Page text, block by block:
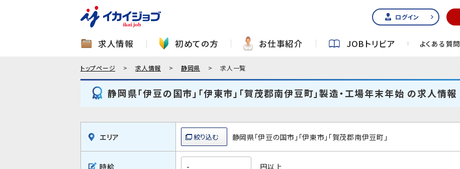
ログイン
求人情報 初めての方 お仕事紹介 JOBトリビア よくある質問
トップページ 求人情報 静岡県 求人一覧
静岡県「伊豆の国市」「伊東市」「賀茂郡南伊豆町」製造・工場年末年始 の求人情報
エリア 静岡県「伊豆の国市」「伊東市」「賀茂郡南伊豆町」
時給 円以上